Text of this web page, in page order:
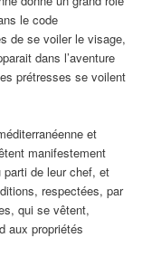
le code
de se voiler le visage,
dans l’aventure
prétresses se voilent
et
manifestement
parti de leur chef, et
respectées, par
qui se vêtent,
aux propriétés